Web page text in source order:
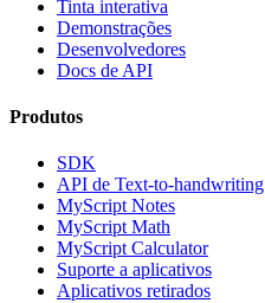
Tinta interativa
Demonstrações
Desenvolvedores
Docs de API
Produtos
SDK
API de Text-to-handwriting
MyScript Notes
MyScript Math
MyScript Calculator
Suporte a aplicativos
Aplicativos retirados